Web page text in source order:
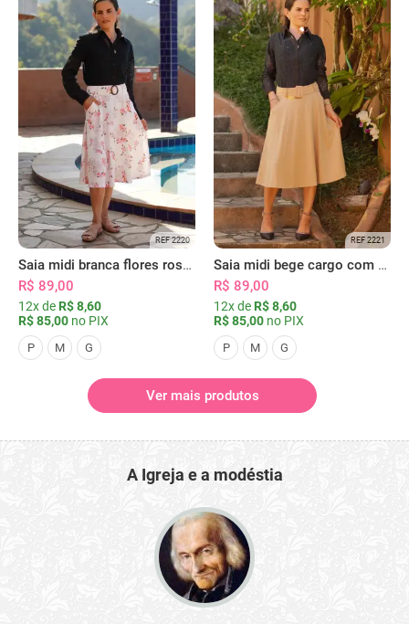
REF 2220
Saia midi branca flores rosas com bolsos
R$ 89,00
12x de R$ 8,60
R$ 85,00 no PIX
P M G
REF 2221
Saia midi bege cargo com bolsos
R$ 89,00
12x de R$ 8,60
R$ 85,00 no PIX
P M G
Ver mais produtos
A Igreja e a modéstia